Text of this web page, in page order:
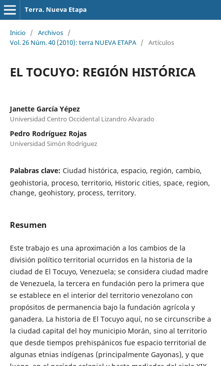
Terra. Nueva Etapa
Inicio / Archivos /
Vol. 26 Núm. 40 (2010): terra NUEVA ETAPA / Artículos
EL TOCUYO: REGIÓN HISTÓRICA
Janette García Yépez
Universidad Centro Occidental Lizandro Alvarado
Pedro Rodríguez Rojas
Universidad Simón Rodríguez
Palabras clave: Ciudad histórica, espacio, región, cambio,
geohistoria, proceso, territorio, Historic cities, space, region,
change, geohistory, process, territory.
Resumen
Este trabajo es una aproximación a los cambios de la
división político territorial ocurridos en la historia de la
ciudad de El Tocuyo, Venezuela; se considera ciudad madre
de Venezuela, la tercera en fundación pero la primera que
se establece en el interior del territorio venezolano con
propósitos de permanencia bajo la fundación agrícola y
ganadera. La historia de El Tocuyo aquí, no se circunscribe a
la ciudad capital del hoy municipio Morán, sino al territorio
que desde tiempos prehispánicos fue espacio territorial de
algunas etnias indígenas (principalmente Gayonas), y que